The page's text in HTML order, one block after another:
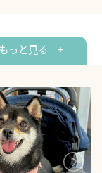
もっと見る +